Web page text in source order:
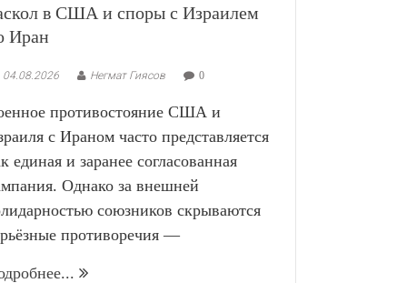
в США и споры с Израилем
Иран
04.08.2026 Негмат Гиясов 0
противостояние США и
с Ираном часто представляется
единая и заранее согласованная
Однако за внешней
союзников скрываются
противоречия —